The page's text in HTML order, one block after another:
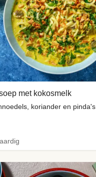
met kokosmelk
koriander en pinda's